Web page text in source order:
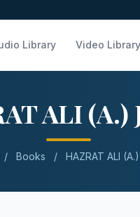
Library Video Library
ALI (A.)
/ Books / HAZRAT ALI